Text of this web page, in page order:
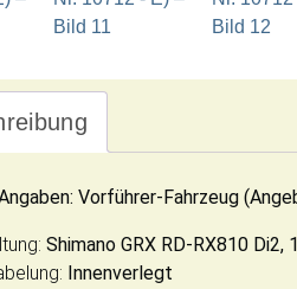
Vorführer-Fahrzeug
Shimano GRX RD-RX810 Di2,
Innenverlegt